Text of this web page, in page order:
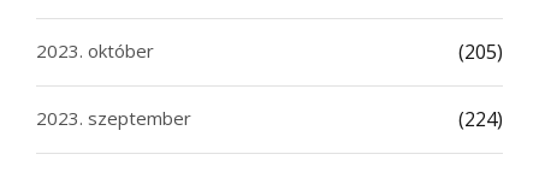
2023. október (205)
2023. szeptember (224)